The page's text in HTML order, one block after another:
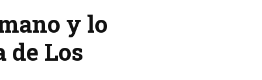
y lo
de Los